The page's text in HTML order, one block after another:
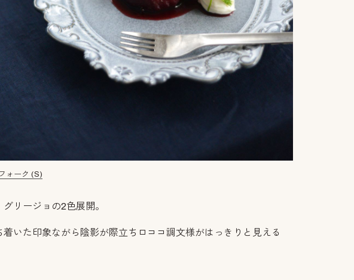
ォーク (S)
グリージョの2色展開。
着いた印象ながら陰影が際立ちロココ調文様がはっきりと見える